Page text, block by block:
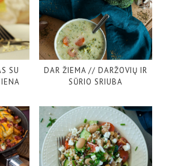
SU
DAR ŽIEMA // DARŽOVIŲ IR
SŪRIO SRIUBA